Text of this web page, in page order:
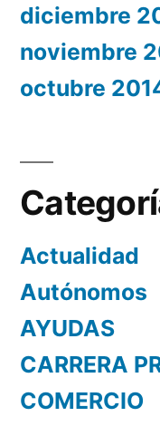
diciembre
noviembre
octubre
Actualidad
Autónomos
AYUDAS
CARRERA
COMERCIO